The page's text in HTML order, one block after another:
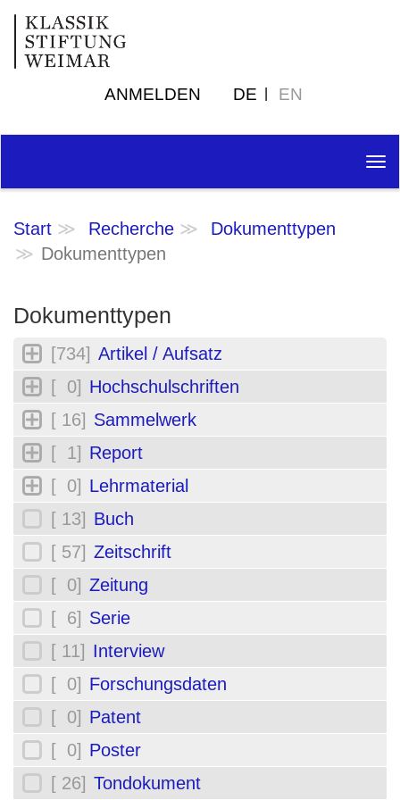
ANMELDEN DE EN
Start Recherche
Dokumenttypen
Dokumenttypen
Dokumenttypen
[734] Artikel / Aufsatz
[ 0] Hochschulschriften
[ 16] Sammelwerk
[ 1] Report
[ 0] Lehrmaterial
[ 13] Buch
[ 57] Zeitschrift
[ 0] Zeitung
[ 6] Serie
[ 11] Interview
[ 0] Forschungsdaten
[ 0] Patent
[ 0] Poster
[ 26] Tondokument